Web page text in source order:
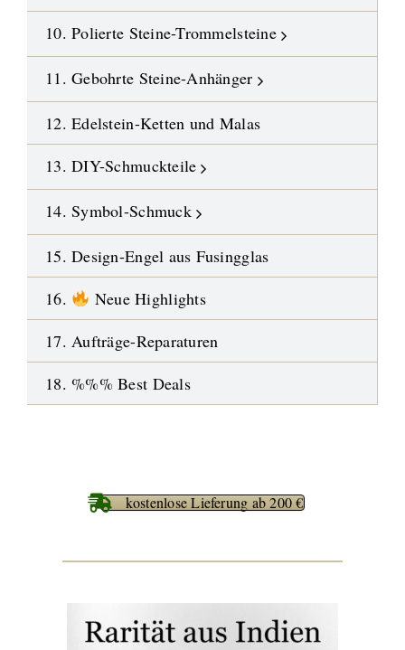
10. Polierte Steine-Trommelsteine
11. Gebohrte Steine-Anhänger
12. Edelstein-Ketten und Malas
13. DIY-Schmuckteile
14. Symbol-Schmuck
15. Design-Engel aus Fusingglas
16.
Neue Highlights
17. Aufträge-Reparaturen
18. %%% Best Deals
kostenlose Lieferung ab 200 €